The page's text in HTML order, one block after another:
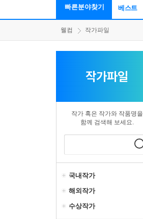
빠른분야찾기 베스트
웰컴 작가파일
작가파일
작가 혹은 작가와 작품명을
함께 검색해 보세요.
국내작가
해외작가
수상작가